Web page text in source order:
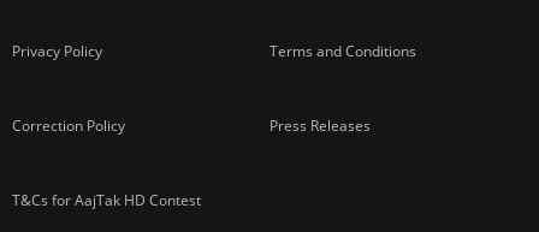
Privacy Policy Terms and Conditions
Correction Policy Press Releases
T&Cs for AajTak HD Contest